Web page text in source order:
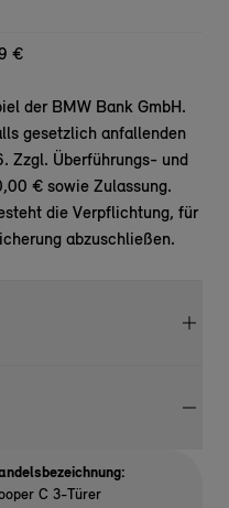
€
der BMW Bank GmbH.
gesetzlich anfallenden
Zzgl. Überführungs- und
€ sowie Zulassung.
die Verpflichtung, für
abzuschließen.
C 3-Türer